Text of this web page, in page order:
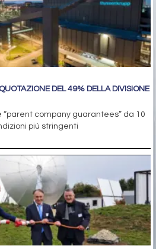
DEL 49% DELLA DIVISIONE
company guarantees” da 10
più stringenti